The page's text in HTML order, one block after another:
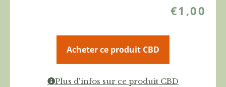
€1,00
Acheter ce produit CBD
Plus d'infos sur ce produit CBD